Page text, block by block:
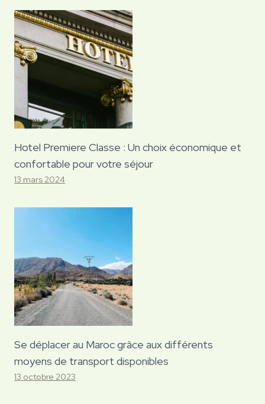
Hotel Premiere Classe : Un choix économique et
confortable pour votre séjour
13 mars 2024
Se déplacer au Maroc grâce aux différents
moyens de transport disponibles
13 octobre 2023